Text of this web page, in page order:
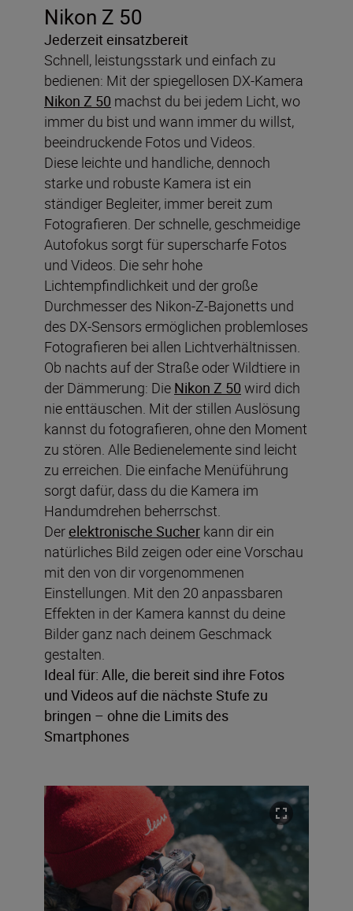
Nikon Z 50
Jederzeit einsatzbereit
Schnell, leistungsstark und einfach zu
bedienen: Mit der spiegellosen DX-Kamera
Nikon Z 50 machst du bei jedem Licht, wo
immer du bist und wann immer du willst,
beeindruckende Fotos und Videos.
Diese leichte und handliche, dennoch
starke und robuste Kamera ist ein
ständiger Begleiter, immer bereit zum
Fotografieren. Der schnelle, geschmeidige
Autofokus sorgt für superscharfe Fotos
und Videos. Die sehr hohe
Lichtempfindlichkeit und der große
Durchmesser des Nikon-Z-Bajonetts und
des DX-Sensors ermöglichen problemloses
Fotografieren bei allen Lichtverhältnissen.
Ob nachts auf der Straße oder Wildtiere in
der Dämmerung: Die Nikon Z 50 wird dich
nie enttäuschen. Mit der stillen Auslösung
kannst du fotografieren, ohne den Moment
zu stören. Alle Bedienelemente sind leicht
zu erreichen. Die einfache Menüführung
sorgt dafür, dass du die Kamera im
Handumdrehen beherrschst.
Der elektronische Sucher kann dir ein
natürliches Bild zeigen oder eine Vorschau
mit den von dir vorgenommenen
Einstellungen. Mit den 20 anpassbaren
Effekten in der Kamera kannst du deine
Bilder ganz nach deinem Geschmack
gestalten.
Ideal für: Alle, die bereit sind ihre Fotos
und Videos auf die nächste Stufe zu
bringen – ohne die Limits des
Smartphones